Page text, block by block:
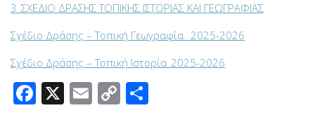
3_ΣΧΕΔΙΟ ΔΡΑΣΗΣ ΤΟΠΙΚΗΣ ΙΣΤΟΡΙΑΣ ΚΑΙ ΓΕΩΓΡΑΦΙΑΣ
Σχέδιο Δράσης – Τοπική Γεωγραφία _2025-2026
Σχέδιο Δράσης – Τοπική Ιστορία_2025-2026
Facebook
X Email
Copy